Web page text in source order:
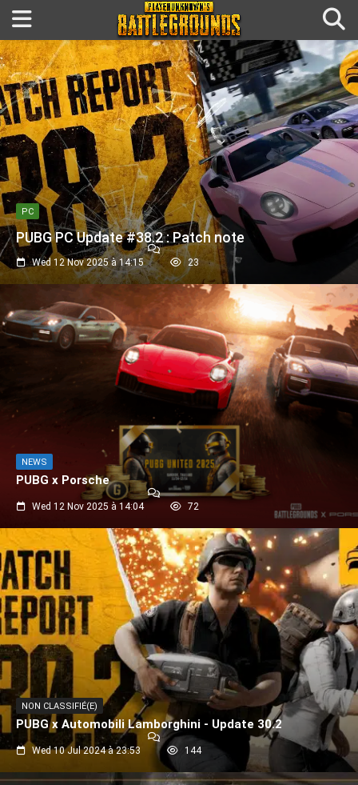
PC
PUBG PC Update #38.2 : Patch note
Wed 12 Nov 2025 à 14:15 23
NEWS
PUBG x Porsche
Wed 12 Nov 2025 à 14:04 72
NON CLASSIFIÉ(E)
PUBG x Automobili Lamborghini - Update 30.2
Wed 10 Jul 2024 à 23:53 144